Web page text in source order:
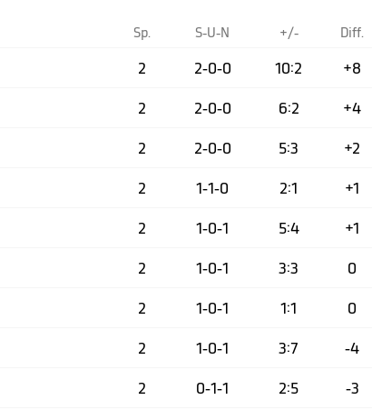
Sp. S-U-N +/- Diff.
2 2-0-0 10:2 +8
2 2-0-0 6:2 +4
2 2-0-0 5:3 +2
2 1-1-0 2:1 +1
2 1-0-1 5:4 +1
2 1-0-1 3:3 0
2 1-0-1 1:1 0
2 1-0-1 3:7 -4
2 0-1-1 2:5 -3